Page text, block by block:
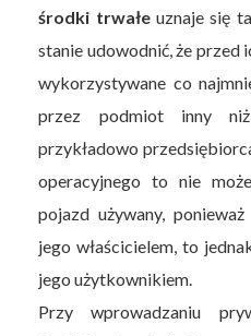
środki trwałeuznaje się
stanie udowodnić, że przed
wykorzystywane co
przez podmiot inny
przykładowo
operacyjnego to nie
pojazd używany,
jego właścicielem, to
jego użytkownikiem.
Przy wprowadzaniu